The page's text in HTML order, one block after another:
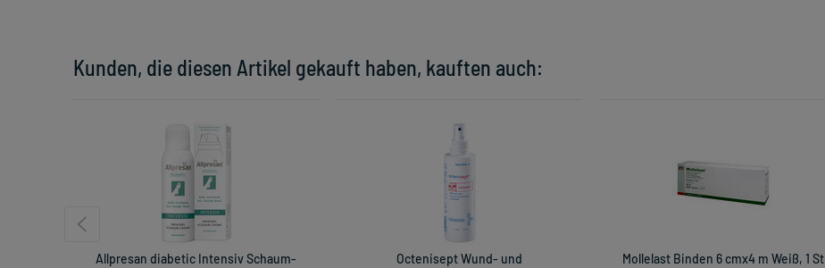
Kunden, die diesen Artikel gekauft haben, kauften auch:
Allpresan diabetic Intensiv Schaum-
Octenisept Wund- und
Mollelast Binden 6 cmx4 m Weiß, 1 St